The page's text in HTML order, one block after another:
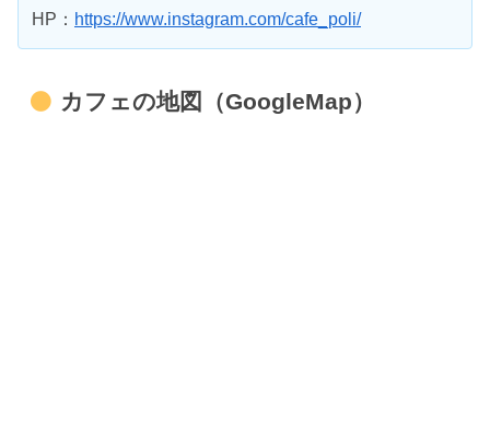
HP： https://www.instagram.com/cafe_poli/
カフェの地図（GoogleMap）